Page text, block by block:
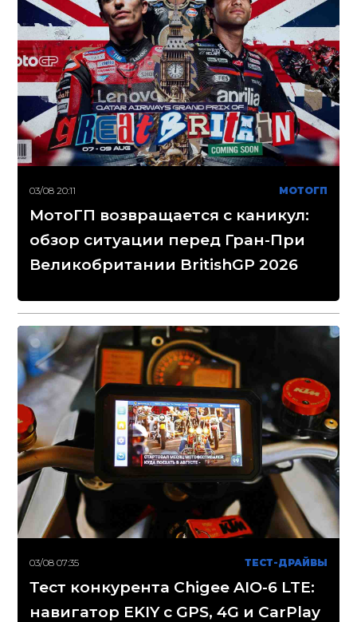
03/08 20:11 МОТОГП
МотоГП возвращается с каникул:
обзор ситуации перед Гран-При
Великобритании BritishGP 2026
03/08 07:35 ТЕСТ-ДРАЙВЫ
Тест конкурента Chigee AIO-6 LTE:
навигатор EKIY с GPS, 4G и CarPlay